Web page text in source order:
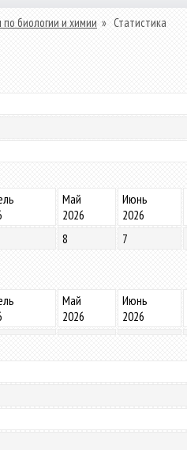
биологии и химии » Статистика
Май
2026
Июнь
2026
8 7
Май
2026
Июнь
2026